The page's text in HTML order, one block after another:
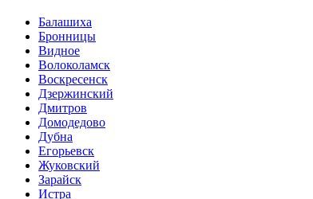
Балашиха
Бронницы
Видное
Волоколамск
Воскресенск
Дзержинский
Дмитров
Домодедово
Дубна
Егорьевск
Жуковский
Зарайск
Истра